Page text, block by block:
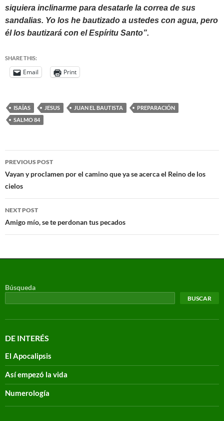
siquiera inclinarme para desatarle la correa de sus
sandalias. Yo los he bautizado a ustedes con agua, pero
él los bautizará con el Espíritu Santo”.
SHARE THIS:
Email Print
ISAÍAS JESUS JUAN EL BAUTISTA
PREPARACIÓN
SALMO 84
PREVIOUS POST
Vayan y proclamen por el camino que ya se acerca el Reino de los
cielos
NEXT POST
Amigo mío, se te perdonan tus pecados
Búsqueda
BUSCAR
DE INTERÉS
El Apocalipsis
Así empezó la vida
Numerología